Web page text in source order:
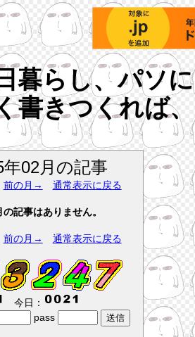
暮らし、パソ
書きつくれば
年02月の記事
前の月→ 通常表示に戻る
の記事はありません。
前の月→ 通常表示に戻る
今日：
pass